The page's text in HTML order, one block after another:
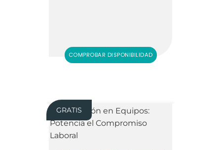
COMPROBAR DISPONIBILIDAD
GRATIS